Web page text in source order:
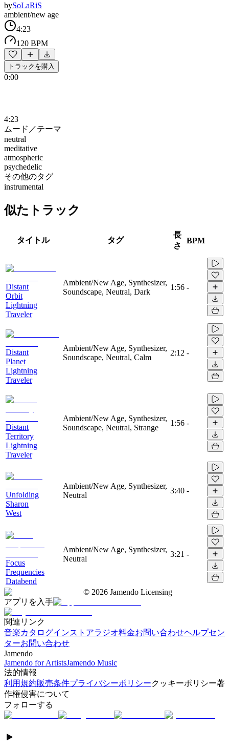
bySoLaRiS
ambient/new age
4:23
120 BPM
トラックを購入
0:00
4:23
ムード／テーマ
neutral
meditative
atmospheric
psychedelic
その他のタグ
instrumental
似たトラック
タイトル タグ
長
さ
BPM
Distant
Orbit
Lightning
Traveler
Ambient/New Age, Synthesizer,
Soundscape, Neutral, Dark
1:56 -
Distant
Planet
Lightning
Traveler
Ambient/New Age, Synthesizer,
Soundscape, Neutral, Calm
2:12 -
Distant
Territory
Lightning
Traveler
Ambient/New Age, Synthesizer,
Soundscape, Neutral, Strange
1:56 -
Unfolding
Sharon
West
Ambient/New Age, Synthesizer,
Neutral
3:40 -
Focus
Frequencies
Databend
Ambient/New Age, Synthesizer,
Neutral
3:21 -
© 2026 Jamendo Licensing
アプリを入手
関連リンク
音楽カタログインストアラジオ料金お問い合わせヘルプセン
ターお問い合わせ
Jamendo
Jamendo for ArtistsJamendo Music
法的情報
利用規約販売条件プライバシーポリシークッキーポリシー著
作権侵害について
フォローする